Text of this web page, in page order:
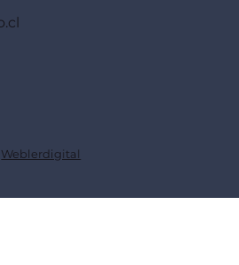
Weblerdigital